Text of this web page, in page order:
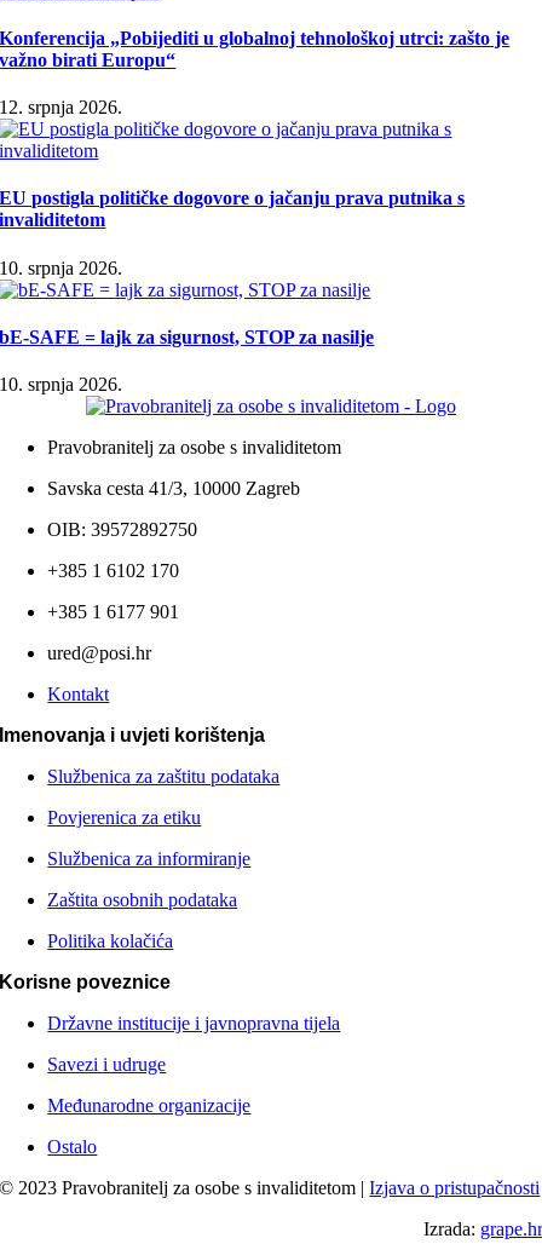
Konferencija „Pobijediti u globalnoj tehnološkoj utrci: zašto je
važno birati Europu“
12. srpnja 2026.
EU postigla političke dogovore o jačanju prava putnika s
invaliditetom
10. srpnja 2026.
bE-SAFE = lajk za sigurnost, STOP za nasilje
10. srpnja 2026.
Pravobranitelj za osobe s invaliditetom
Savska cesta 41/3, 10000 Zagreb
OIB: 39572892750
+385 1 6102 170
+385 1 6177 901
ured@posi.hr
Kontakt
Imenovanja i uvjeti korištenja
Službenica za zaštitu podataka
Povjerenica za etiku
Službenica za informiranje
Zaštita osobnih podataka
Politika kolačića
Korisne poveznice
Državne institucije i javnopravna tijela
Savezi i udruge
Međunarodne organizacije
Ostalo
© 2023 Pravobranitelj za osobe s invaliditetom |Izjava o pristupačnosti
Izrada: grape.hr